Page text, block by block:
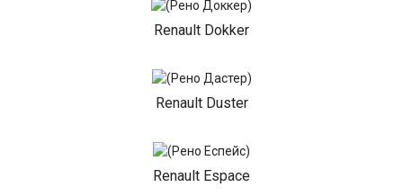
Renault Dokker
Renault Duster
Renault Espace